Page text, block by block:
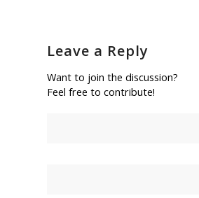
Leave a Reply
Want to join the discussion?
Feel free to contribute!